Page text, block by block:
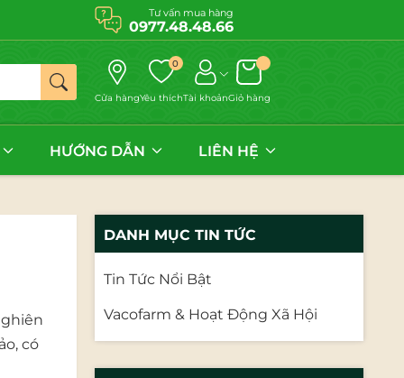
Tư vấn mua hàng
0977.48.48.66
Cửa hàng
0
Yêu thíchTài khoảnGiỏ hàng
HƯỚNG DẪN LIÊN HỆ
có
DANH MỤC TIN TỨC
Tin Tức Nổi Bật
Vacofarm & Hoạt Động Xã Hội